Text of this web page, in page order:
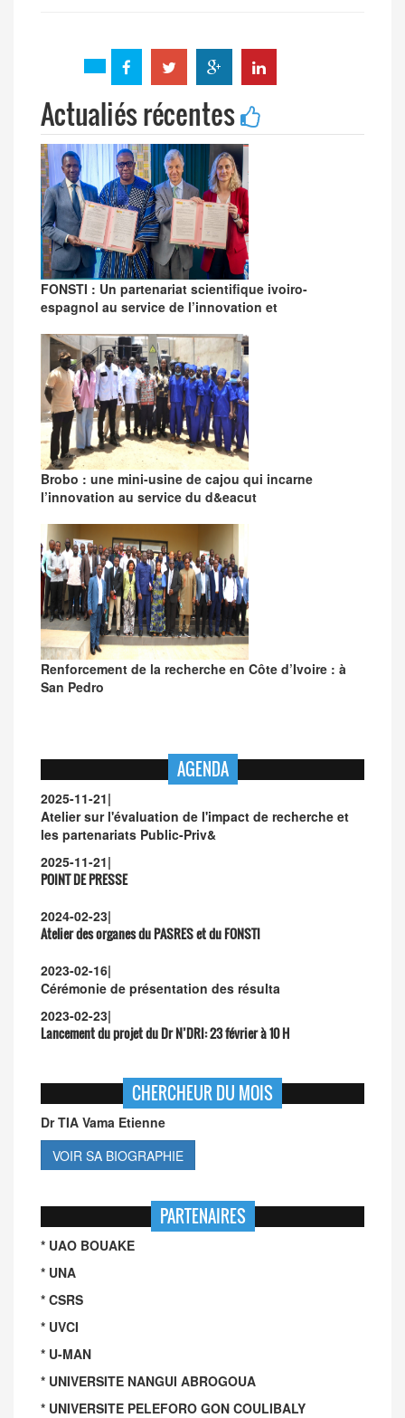
Actualiés récentes
FONSTI : Un partenariat scientifique ivoiro-
espagnol au service de l’innovation et
Brobo : une mini-usine de cajou qui incarne
l’innovation au service du d&eacut
Renforcement de la recherche en Côte d’Ivoire : à
San Pedro
AGENDA
2025-11-21|
Atelier sur l'évaluation de l'impact de recherche et
les partenariats Public-Priv&
2025-11-21|
POINT DE PRESSE
2024-02-23|
Atelier des organes du PASRES et du FONSTI
2023-02-16|
Cérémonie de présentation des résulta
2023-02-23|
Lancement du projet du Dr N’DRI:23 février à 10 H
CHERCHEUR DU MOIS
Dr TIA Vama Etienne
VOIR SA BIOGRAPHIE
PARTENAIRES
* UAO BOUAKE
* UNA
* CSRS
* UVCI
* U-MAN
* UNIVERSITE NANGUI ABROGOUA
* UNIVERSITE PELEFORO GON COULIBALY